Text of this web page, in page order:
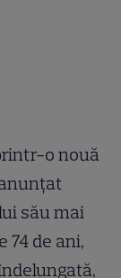
o nouă
său mai
74 de ani,